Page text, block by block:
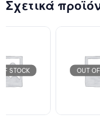
Σχετικά
OUT OF STOCK